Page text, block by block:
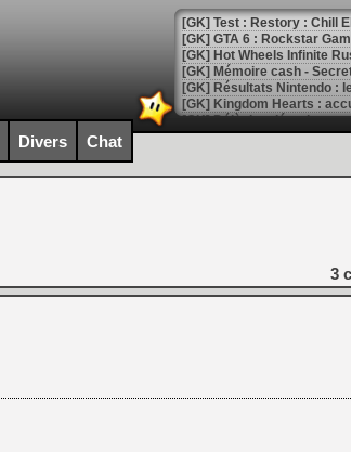
[GK] Test : Restory : Chill
[GK] GTA 6 : Rockstar
[GK] Hot Wheels Infinite
[GK] Mémoire cash -
[GK] Résultats Nintendo :
[GK] Déjà des
[Mo5] Brickboy cherche à
[GK] Minecraft et ses «
[GK] Beast of
[GK] Ubisoft : fin de partie
[GK] Mémoire cash -
[GK] Dan Houser (GTA)
[GK] Comment EA Sports
[GK] Crimson Moon : un
[GK] Isle of Reveries : le
[GK] Moonlighter 2 : The
[GK] Capcom relance
[Mo5] Deux inédits du
[GK] Le beat'em up The
Divers Chat
3